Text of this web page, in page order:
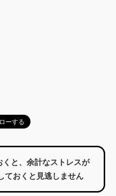
くと、余計なストレスが
ておくと見逃しません